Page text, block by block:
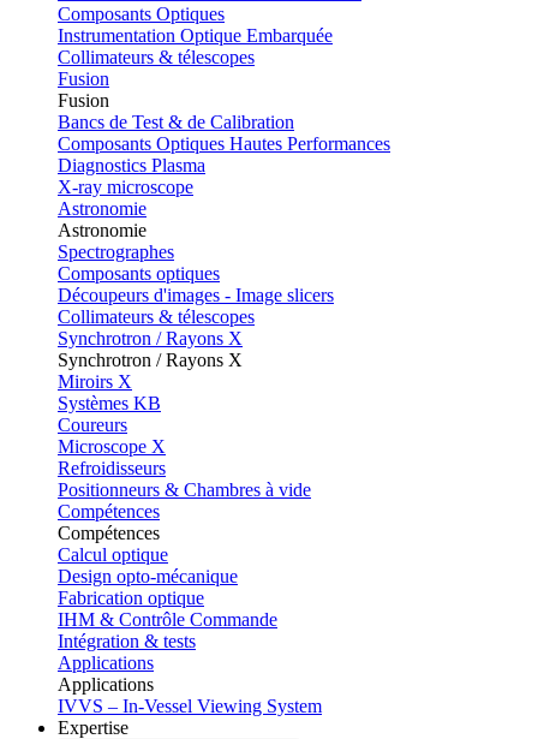
Composants Optiques
Instrumentation Optique Embarquée
Collimateurs & télescopes
Fusion
Fusion
Bancs de Test & de Calibration
Composants Optiques Hautes Performances
Diagnostics Plasma
X-ray microscope
Astronomie
Astronomie
Spectrographes
Composants optiques
Découpeurs d'images - Image slicers
Collimateurs & télescopes
Synchrotron / Rayons X
Synchrotron / Rayons X
Miroirs X
Systèmes KB
Coureurs
Microscope X
Refroidisseurs
Positionneurs & Chambres à vide
Compétences
Compétences
Calcul optique
Design opto-mécanique
Fabrication optique
IHM & Contrôle Commande
Intégration & tests
Applications
Applications
IVVS – In-Vessel Viewing System
Expertise